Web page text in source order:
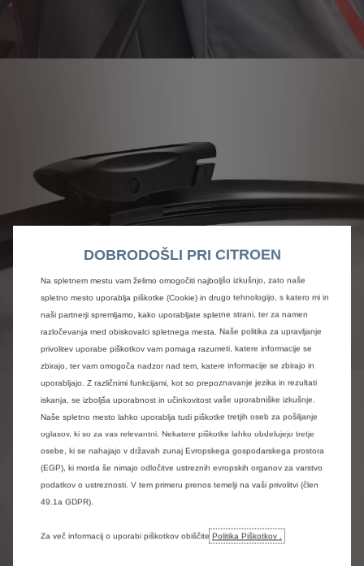
MENJAVA METLIC
BRISALCEV
METLICE BRISALCEV
ZAGOTOVITE SI NJIHOVO
TVEGANJA V PRIMERU OBRABE
NAŠA STORITEV NAŠ NASVET VEČ
DOBRODOŠLI PRI CITROEN
Na spletnem mestu vam želimo omogočiti najboljšo izkušnjo, zato naše
spletno mesto uporablja piškotke (Cookie) in drugo tehnologijo, s katero mi in
naši partnerji spremljamo, kako uporabljate spletne strani, ter za namen
razločevanja med obiskovalci spletnega mesta. Naše politika za upravljanje
privolitev uporabe piškotkov vam pomaga razumeti, katere informacije se
zbirajo, ter vam omogoča nadzor nad tem, katere informacije se zbirajo in
uporabljajo. Z različnimi funkcijami, kot so prepoznavanje jezika in rezultati
iskanja, se izboljša uporabnost in učinkovitost vaše uporabniške izkušnje.
Naše spletno mesto lahko uporablja tudi piškotke tretjih oseb za pošiljanje
oglasov, ki so za vas relevantni. Nekatere piškotke lahko obdelujejo tretje
osebe, ki se nahajajo v državah zunaj Evropskega gospodarskega prostora
(EGP), ki morda še nimajo odločitve ustreznih evropskih organov za varstvo
podatkov o ustreznosti. V tem primeru prenos temelji na vaši privolitvi (člen
49.1a GDPR).
Za več informacij o uporabi piškotkov obiščite Politika Piškotkov .